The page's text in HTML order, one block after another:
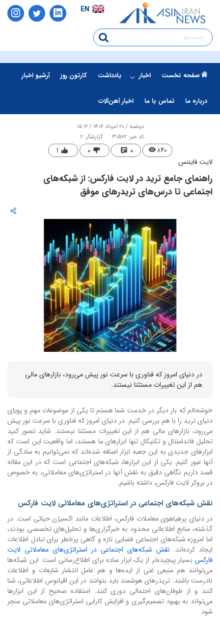
EN
صفحه نخست اخبار یادداشت کارتون روز آرشیو اخبار
درباره ما تماس با ما اخبار آهن‌آلات
دوشنبه / ۲۰ اَمرداد ۱۴۰۴ / ۱۵:۱۲
کد خبر: 31562
گزارشگر: 2
۸۴۰ ۰ ۰ ۱
لایت فایننس
راهنمای جامع ترید در لایت فارکس: از شبکه‌های
اجتماعی تا درس‌های تریدرهای موفق
در دنیای امروز که فناوری با سرعت نور پیش می‌رود، بازارهای مالی
هم از این تغییرات مستثنا نیستند.
خوشحالم که بار دیگر در خدمت شما هستم تا یکی از موضوعات مهم و پویای
دنیای ترید را با هم بررسی کنیم. در دنیای امروز که فناوری با سرعت نور پیش
می‌رود، بازارهای مالی هم از این تغییرات مستثنا نیستند. شاید تصور کنید
تحلیل فاندامنتال و تکنیکال تنها ابزارهای ما هستند، اما واقعیت این است که
ابزارهای جدیدی به این جعبه ابزار اضافه شده‌اند که نمی‌توانیم به سادگی از
آنها عبور کنیم. یکی از این ابزارها، شبکه‌های اجتماعی است که در این مقاله
قصد داریم نگاهی دقیق به نقش آنها در استراتژی‌های معاملاتی، به خصوص
در بروکر لایت فارکس، داشته باشیم.
نقش شبکه‌های اجتماعی در استراتژی‌های معاملاتی لایت فارکس
در دنیای پرهیاهوی معاملات فارکس، اطلاعات مانند اکسیژن حیاتی است. در
گذشته، منابع اطلاعاتی محدود به خبرگزاری‌ها و تحلیل‌های تخصصی بودند،
اما امروزه شبکه‌های اجتماعی فضایی تازه و گاهی پرخطر برای تبادل اطلاعات
ایجاد کرده‌اند. نقش شبکه‌های اجتماعی در استراتژی‌های معاملاتی لایت
فارکس بسیار پیچیده‌تر از یک ابزار ساده برای اطلاع‌رسانی است. این شبکه‌ها
می‌توانند هم منبعی غنی از ایده‌ها و هم عامل انتشار شایعات و اطلاعات
نادرست باشند. تریدرهای هوشمند باید بتوانند در این اقیانوس اطلاعاتی، شنا
کنند و از طوفان‌های احتمالی دوری کنند. استفاده صحیح از این ابزارها
می‌تواند به بهبود تصمیم‌گیری و افزایش کارایی استراتژی‌های معاملاتی منجر
شود.